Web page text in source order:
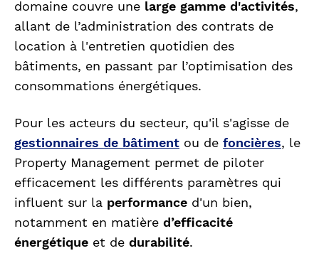
domaine couvre une large gamme d'activités,
allant de l’administration des contrats de
location à l'entretien quotidien des
bâtiments, en passant par l’optimisation des
consommations énergétiques.
Pour les acteurs du secteur, qu'il s'agisse de
gestionnaires de bâtiment ou de foncières, le
Property Management permet de piloter
efficacement les différents paramètres qui
influent sur la performance d'un bien,
notamment en matière d’efficacité
énergétique et de durabilité.